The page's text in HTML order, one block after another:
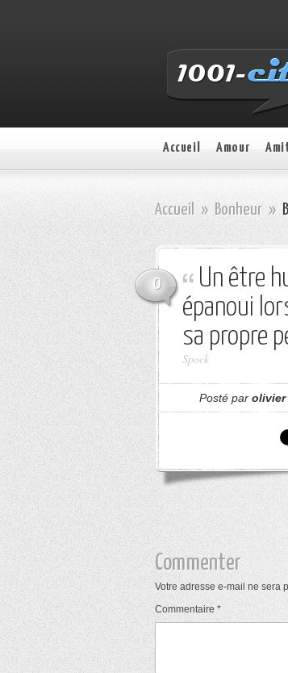
Accueil Amour
Accueil » Bonheur »
0
Un être
épanoui
sa propre
Spock
Posté par olivier
Commenter
Votre adresse e-mail ne sera
Commentaire *